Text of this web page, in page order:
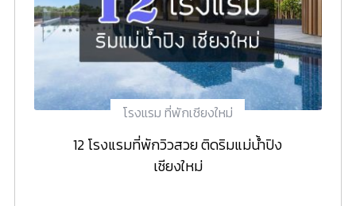
โรงแรม ที่พักเชียงใหม่
12 โรงแรมที่พักวิวสวย ติดริมแม่น้ำปิง
เชียงใหม่